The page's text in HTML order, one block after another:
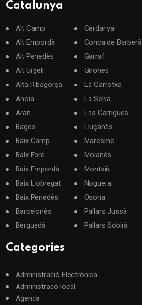
Catalunya
Alt Camp
Alt Empordà
Alt Penedès
Alt Urgell
Alta Ribagorça
Anoia
Aran
Bages
Baix Camp
Baix Ebre
Baix Empordà
Baix Llobregat
Baix Penedès
Barcelonès
Berguedà
Cerdanya
Conca de Barberà
Garraf
Gironès
La Garrotxa
La Selva
Les Garrigues
Lluçanès
Maresme
Moianès
Montsià
Noguera
Osona
Pallars Jussà
Pallars Sobirà
Categories
Administració Electrònica
Administracó local
Agenda